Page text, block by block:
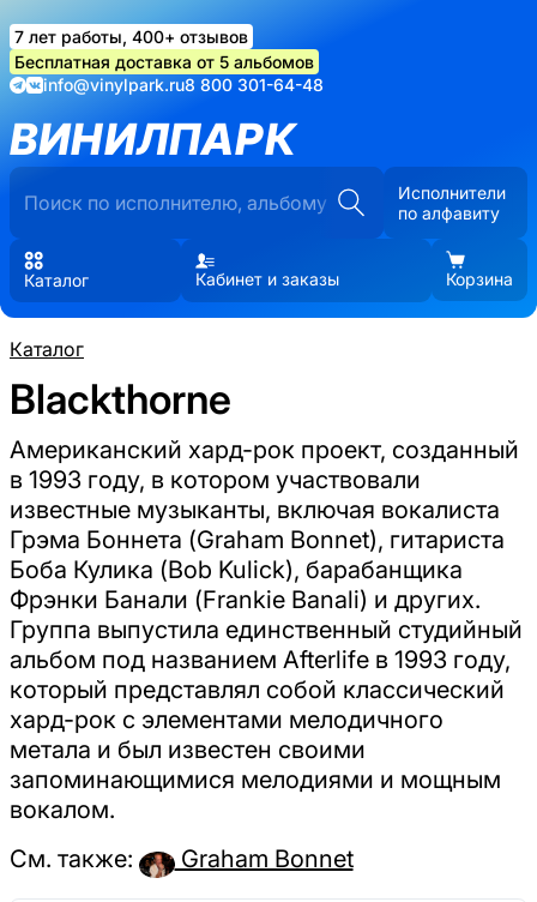
7 лет работы, 400+ отзывов
Бесплатная доставка от 5 альбомов
info@vinylpark.ru8 800 301-64-48
ВИНИЛПАРК
Исполнители
по алфавиту
Каталог Кабинет и заказы Корзина
Каталог
Blackthorne
Американский хард-рок проект, созданный
в 1993 году, в котором участвовали
известные музыканты, включая вокалиста
Грэма Боннета (Graham Bonnet), гитариста
Боба Кулика (Bob Kulick), барабанщика
Фрэнки Банали (Frankie Banali) и других.
Группа выпустила единственный студийный
альбом под названием Afterlife в 1993 году,
который представлял собой классический
хард-рок с элементами мелодичного
метала и был известен своими
запоминающимися мелодиями и мощным
вокалом.
См. также:
Graham Bonnet